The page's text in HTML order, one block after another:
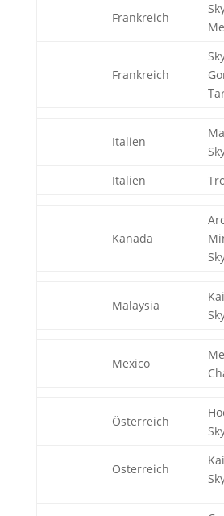
Frankreich
Frankreich
Italien
Italien
Kanada
Malaysia
Mexico
Österreich
Österreich